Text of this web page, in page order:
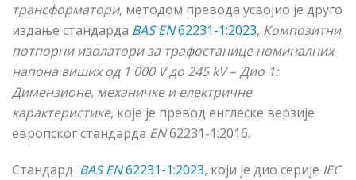
трансформатори, методом превода усвојио је друго
издање стандарда BAS EN62231-1:2023, Композитни
потпорни изолатори за трафостанице номиналних
напона виших од 1 000 Vдо 245 kV– Дио 1:
Димензионе, механичке и електричне
карактеристике, које је превод енглеске верзије
европског стандарда EN62231-1:2016.
Стандард BAS EN62231-1:2023, који је дио серије IEC